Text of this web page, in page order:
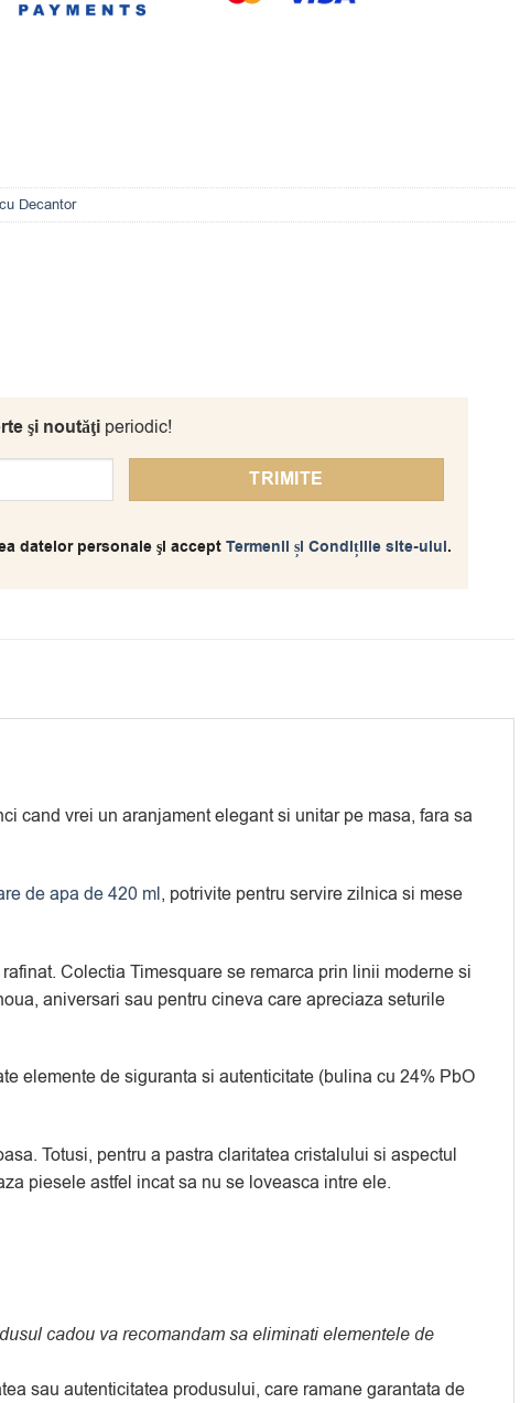
Decantor
şi noutăţiperiodic!
datelor personale şi acceptTermenii și Condițiile site-ului.
cand vrei un aranjament elegant si unitar pe masa, fara sa
de apa de 420 ml, potrivite pentru servire zilnica si mese
Colectia Timesquare se remarca prin linii moderne si
aniversari sau pentru cineva care apreciaza seturile
elemente de siguranta si autenticitate (bulina cu 24% PbO
Totusi, pentru a pastra claritatea cristalului si aspectul
piesele astfel incat sa nu se loveasca intre ele.
cadou va recomandam sa eliminati elementele de
sau autenticitatea produsului, care ramane garantata de